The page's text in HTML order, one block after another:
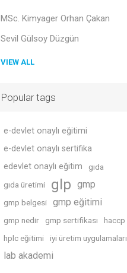
MSc. Kimyager Orhan Çakan
Sevil Gülsoy Düzgün
VIEW ALL
Popular tags
e-devlet onaylı eğitimi
e-devlet onaylı sertifika
edevlet onaylı eğitim
gıda
gıda üretimi
glp gmp
gmp belgesi gmp eğitimi
gmp nedir gmp sertifikası
haccp
hplc eğitimi
iyi üretim uygulamaları
lab akademi